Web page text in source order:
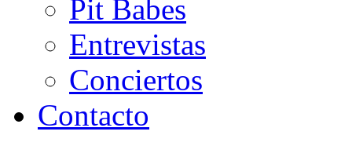
Pit Babes
Entrevistas
Conciertos
Contacto